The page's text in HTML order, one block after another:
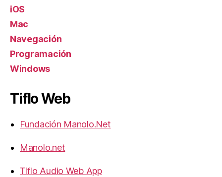
iOS
Mac
Navegación
Programación
Windows
Tiflo Web
Fundación Manolo.Net
Manolo.net
Tiflo Audio Web App